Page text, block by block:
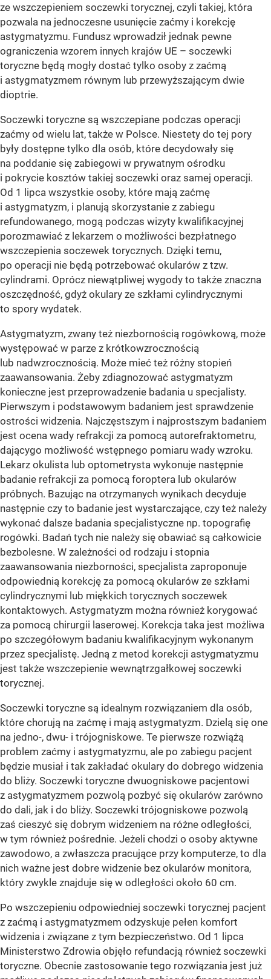
ze wszczepieniem soczewki torycznej, czyli takiej, która
pozwala na jednoczesne usunięcie zaćmy i korekcję
astygmatyzmu. Fundusz wprowadził jednak pewne
ograniczenia wzorem innych krajów UE – soczewki
toryczne będą mogły dostać tylko osoby z zaćmą
i astygmatyzmem równym lub przewyższającym dwie
dioptrie.
Soczewki toryczne są wszczepiane podczas operacji
zaćmy od wielu lat, także w Polsce. Niestety do tej pory
były dostępne tylko dla osób, które decydowały się
na poddanie się zabiegowi w prywatnym ośrodku
i pokrycie kosztów takiej soczewki oraz samej operacji.
Od 1 lipca wszystkie osoby, które mają zaćmę
i astygmatyzm, i planują skorzystanie z zabiegu
refundowanego, mogą podczas wizyty kwalifikacyjnej
porozmawiać z lekarzem o możliwości bezpłatnego
wszczepienia soczewek torycznych. Dzięki temu,
po operacji nie będą potrzebować okularów z tzw.
cylindrami. Oprócz niewątpliwej wygody to także znaczna
oszczędność, gdyż okulary ze szkłami cylindrycznymi
to spory wydatek.
Astygmatyzm, zwany też niezbornością rogówkową, może
występować w parze z krótkowzrocznością
lub nadwzrocznością. Może mieć też różny stopień
zaawansowania. Żeby zdiagnozować astygmatyzm
konieczne jest przeprowadzenie badania u specjalisty.
Pierwszym i podstawowym badaniem jest sprawdzenie
ostrości widzenia. Najczęstszym i najprostszym badaniem
jest ocena wady refrakcji za pomocą autorefraktometru,
dającygo możliwość wstępnego pomiaru wady wzroku.
Lekarz okulista lub optometrysta wykonuje następnie
badanie refrakcji za pomocą foroptera lub okularów
próbnych. Bazując na otrzymanych wynikach decyduje
następnie czy to badanie jest wystarczające, czy też należy
wykonać dalsze badania specjalistyczne np. topografię
rogówki. Badań tych nie należy się obawiać są całkowicie
bezbolesne. W zależności od rodzaju i stopnia
zaawansowania niezborności, specjalista zaproponuje
odpowiednią korekcję za pomocą okularów ze szkłami
cylindrycznymi lub miękkich torycznych soczewek
kontaktowych. Astygmatyzm można również korygować
za pomocą chirurgii laserowej. Korekcja taka jest możliwa
po szczegółowym badaniu kwalifikacyjnym wykonanym
przez specjalistę. Jedną z metod korekcji astygmatyzmu
jest także wszczepienie wewnątrzgałkowej soczewki
torycznej.
Soczewki toryczne są idealnym rozwiązaniem dla osób,
które chorują na zaćmę i mają astygmatyzm. Dzielą się one
na jedno-, dwu- i trójogniskowe. Te pierwsze rozwiążą
problem zaćmy i astygmatyzmu, ale po zabiegu pacjent
będzie musiał i tak zakładać okulary do dobrego widzenia
do bliży. Soczewki toryczne dwuogniskowe pacjentowi
z astygmatyzmem pozwolą pozbyć się okularów zarówno
do dali, jak i do bliży. Soczewki trójogniskowe pozwolą
zaś cieszyć się dobrym widzeniem na różne odległości,
w tym również pośrednie. Jeżeli chodzi o osoby aktywne
zawodowo, a zwłaszcza pracujące przy komputerze, to dla
nich ważne jest dobre widzenie bez okularów monitora,
który zwykle znajduje się w odległości około 60 cm.
Po wszczepieniu odpowiedniej soczewki torycznej pacjent
z zaćmą i astygmatyzmem odzyskuje pełen komfort
widzenia i związane z tym bezpieczeństwo. Od 1 lipca
Ministerstwo Zdrowia objęło refundacją również soczewki
toryczne. Obecnie zastosowanie tego rozwiązania jest już